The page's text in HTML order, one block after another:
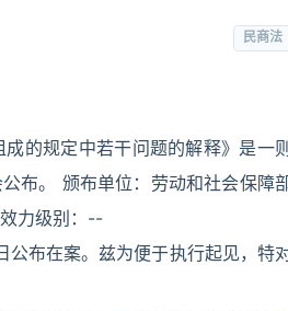
民商法
的规定中若干问题的解释》是一则
布。 颁布单位：劳动和社会保障
力级别：--
公布在案。兹为便于执行起见，特